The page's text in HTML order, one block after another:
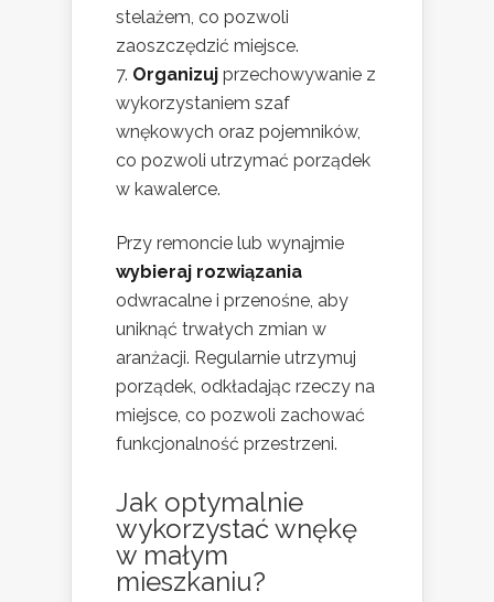
stelażem, co pozwoli
zaoszczędzić miejsce.
Organizuj przechowywanie z
wykorzystaniem szaf
wnękowych oraz pojemników,
co pozwoli utrzymać porządek
w kawalerce.
Przy remoncie lub wynajmie
wybieraj rozwiązania
odwracalne i przenośne, aby
uniknąć trwałych zmian w
aranżacji. Regularnie utrzymuj
porządek, odkładając rzeczy na
miejsce, co pozwoli zachować
funkcjonalność przestrzeni.
Jak optymalnie
wykorzystać wnękę
w małym
mieszkaniu?